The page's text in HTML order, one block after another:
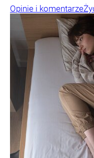
Opinie i komentarze